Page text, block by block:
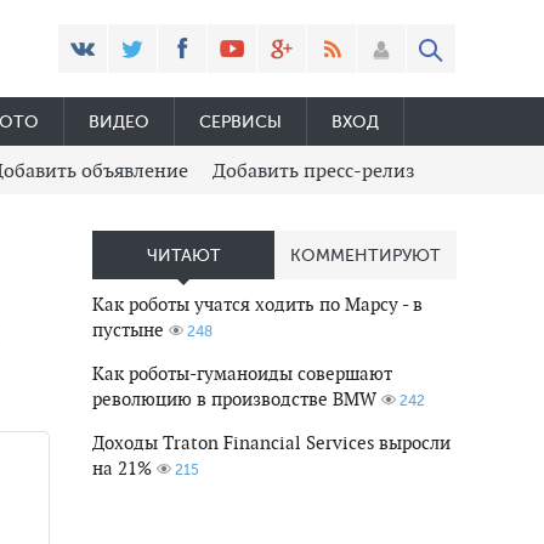
ВИДЕО СЕРВИСЫ ВХОД
объявление Добавить пресс-релиз
ЧИТАЮТ КОММЕНТИРУЮТ
Как роботы учатся ходить по Марсу - в
пустыне
248
Как роботы-гуманоиды совершают
революцию в производстве BMW
242
Доходы Traton Financial Services выросли
на 21%
215